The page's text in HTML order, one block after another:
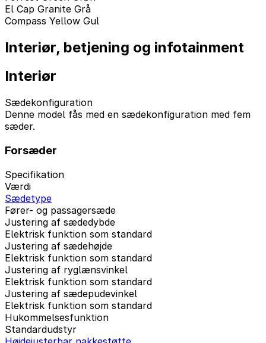
El Cap Granite Grå
Compass Yellow Gul
Interiør, betjening og infotainment
Interiør
Sædekonfiguration
Denne model fås med en sædekonfiguration med fem
sæder.
Forsæder
Specifikation
Værdi
Sædetype
Fører- og passagersæde
Justering af sædedybde
Elektrisk funktion som standard
Justering af sædehøjde
Elektrisk funktion som standard
Justering af ryglænsvinkel
Elektrisk funktion som standard
Justering af sædepudevinkel
Elektrisk funktion som standard
Hukommelsesfunktion
Standardudstyr